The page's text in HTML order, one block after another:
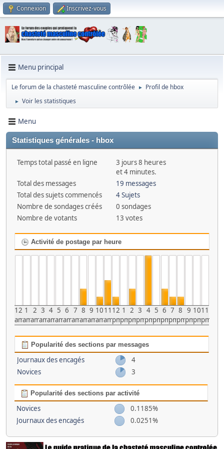
Connexion Inscrivez-vous
Menu principal
Le forum de la chasteté masculine contrôlée ► Profil de hbox
► Voir les statistiques
Menu
Statistiques générales - hbox
Temps total passé en ligne
3 jours 8 heures
et 4 minutes.
Total des messages
19 messages
Total des sujets commencés
4 Sujets
Nombre de sondages créés
0 sondages
Nombre de votants
13 votes
Activité de postage par heure
12
am
1
am
2
am
3
am
4
am
5
am
6
am
7
am
8
am
9
am
10
am
11
am
12
pm
1
pm
2
pm
3
pm
4
pm
5
pm
6
pm
7
pm
8
pm
9
pm
10
pm
11
pm
Popularité des sections par messages
Journaux des encagés
4
Novices
3
Popularité des sections par activité
Novices
0.1185%
Journaux des encagés
0.0251%